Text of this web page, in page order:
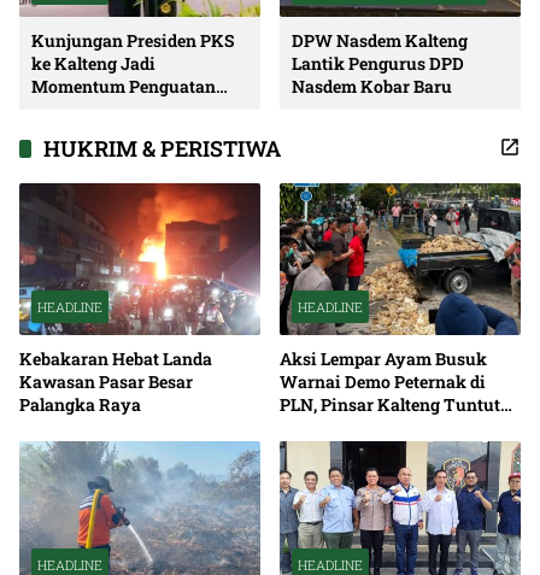
Kunjungan Presiden PKS
ke Kalteng Jadi
Momentum Penguatan
DPW Nasdem Kalteng
Lantik Pengurus DPD
Nasdem Kobar Baru
HUKRIM & PERISTIWA
HEADLINE
Kebakaran Hebat Landa
Kawasan Pasar Besar
Palangka Raya
HEADLINE
Aksi Lempar Ayam Busuk
Warnai Demo Peternak di
PLN, Pinsar Kalteng Tuntut
HEADLINE HEADLINE